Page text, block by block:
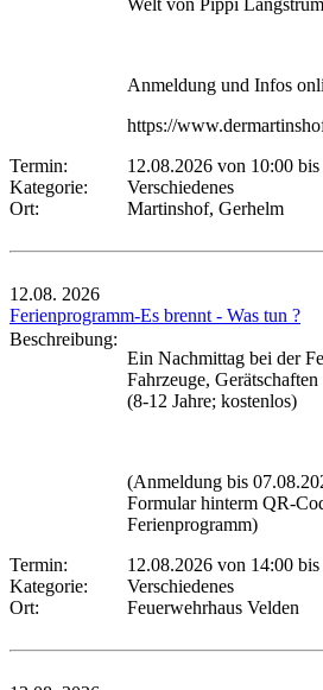
Welt von Pippi
Anmeldung und Infos
https://
Termin:
12.08.2026 von 10:00
Kategorie:
Verschiedenes
Ort:
Martinshof, Gerhelm
12.08. 2026
Ferienprogramm-Es brennt - Was tun ?
Beschreibung:
Ein Nachmittag bei der
Fahrzeuge,
(8-12 Jahre; kostenlos)
(Anmeldung bis
Formular hinterm QR-
Ferienprogramm)
Termin:
12.08.2026 von 14:00
Kategorie:
Verschiedenes
Ort:
Feuerwehrhaus Velden